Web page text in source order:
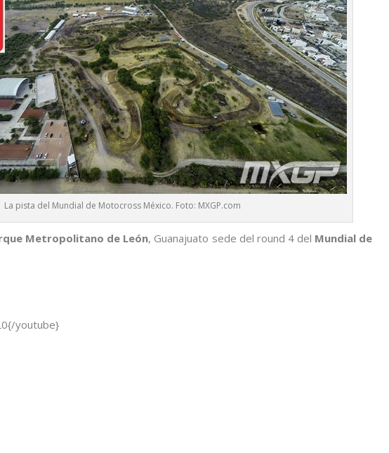
La pista del Mundial de Motocross México. Foto: MXGP.com
Metropolitano de León, Guanajuato sede del round 4 del Mundial de
youtube}